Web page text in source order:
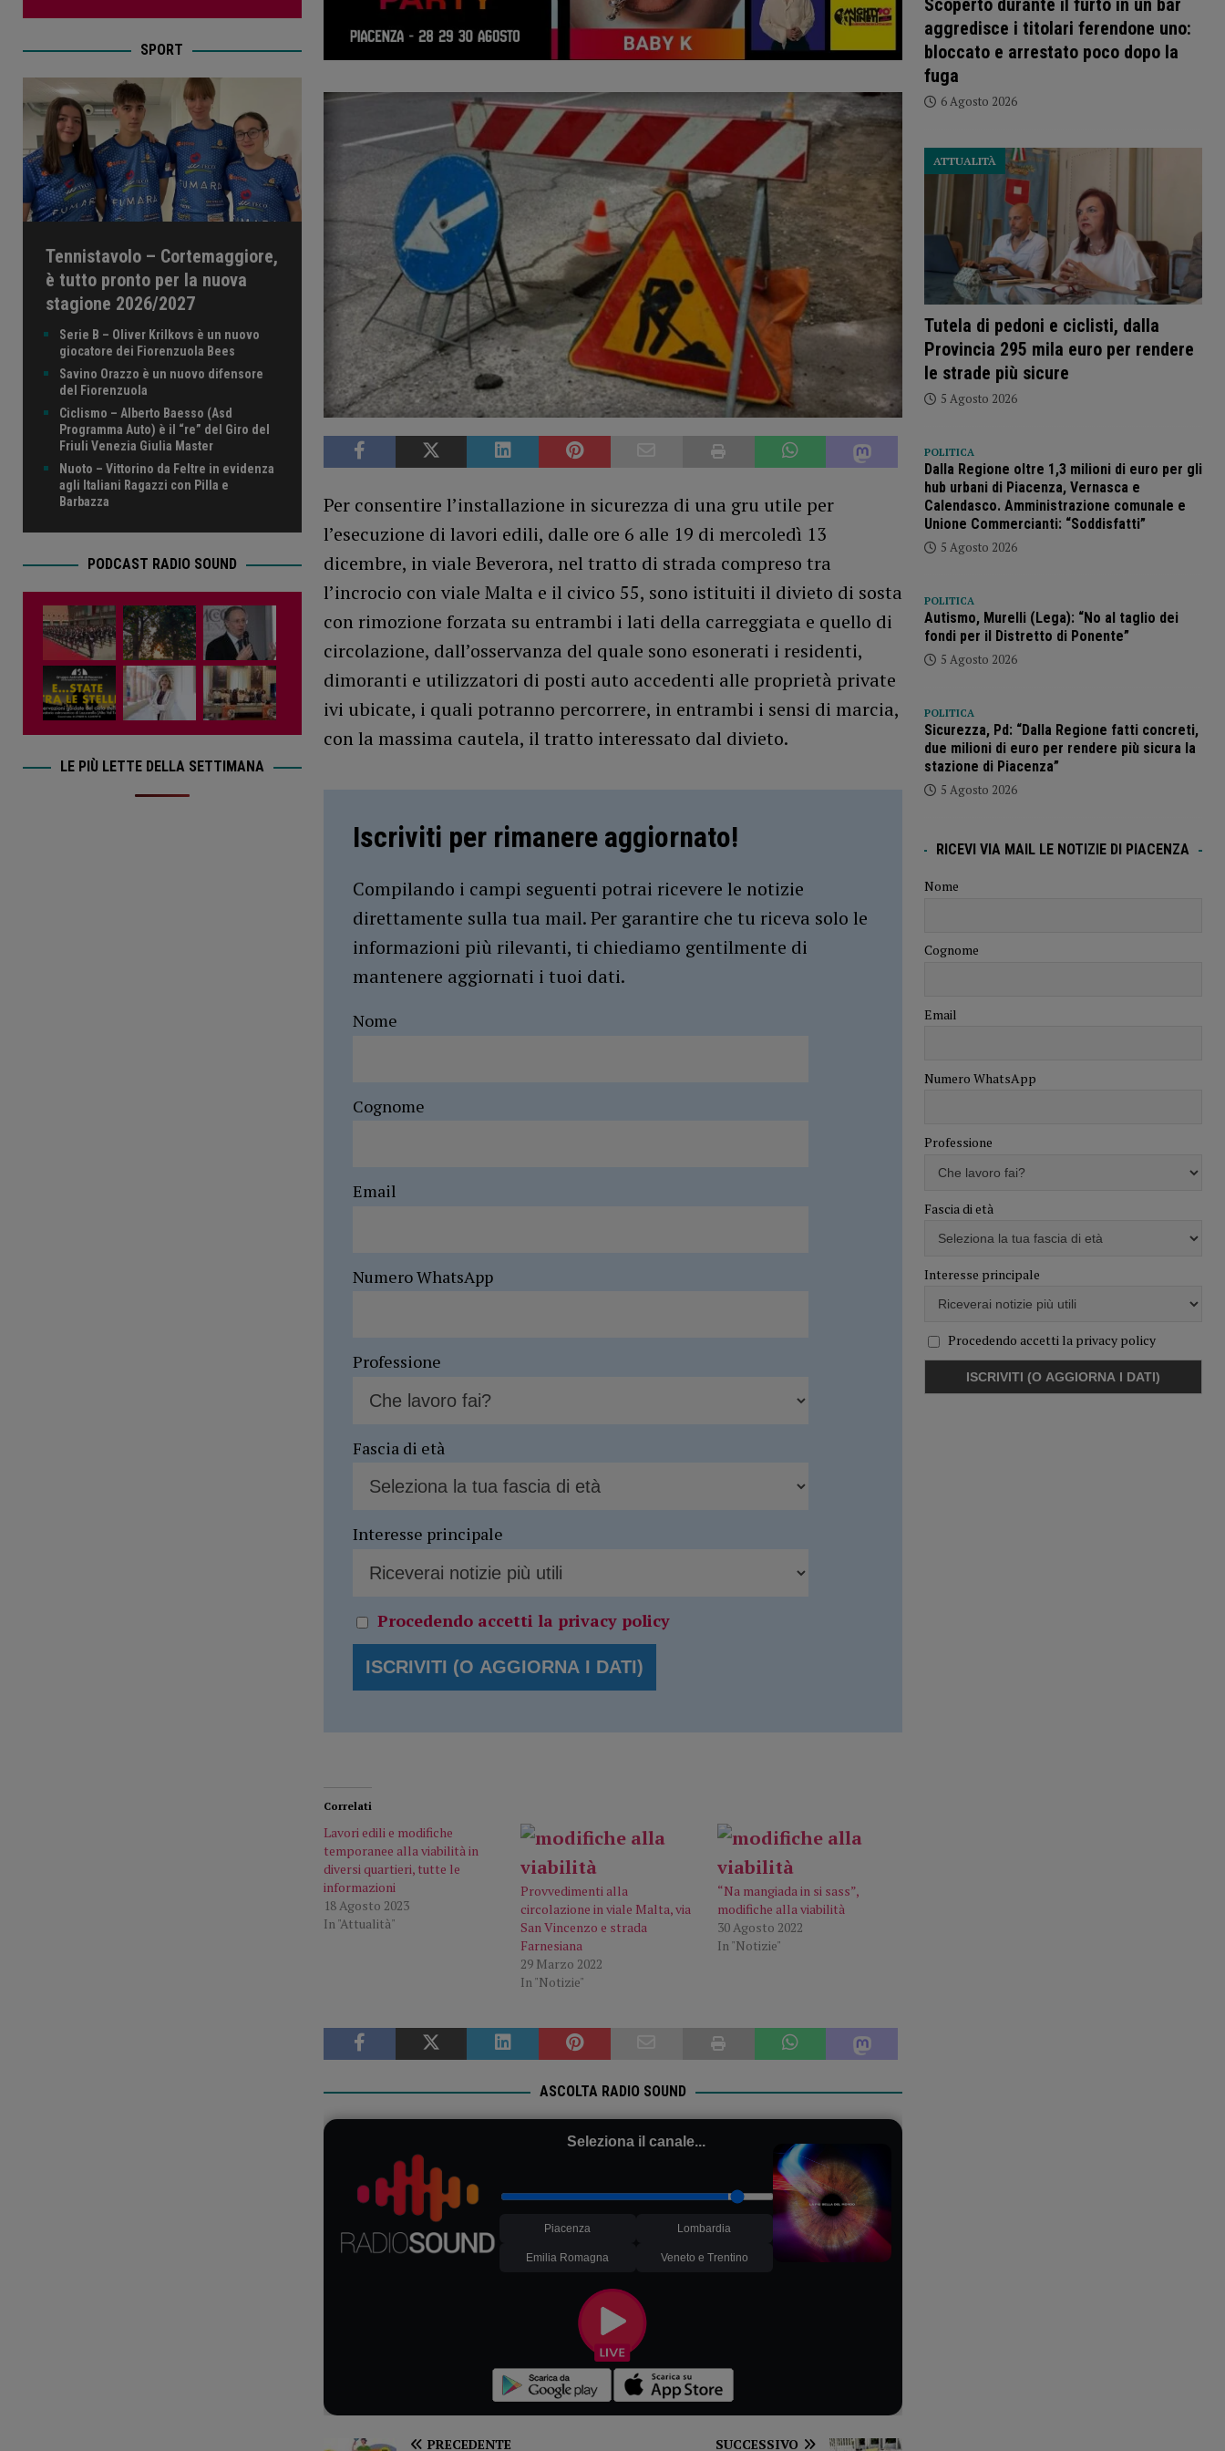
Per consentire l’installazione in sicurezza di una gru utile per
l’esecuzione di lavori edili, dalle ore 6 alle 19 di mercoledì 13
dicembre, in viale Beverora, nel tratto di strada compreso tra
l’incrocio con viale Malta e il civico 55, sono istituiti il divieto di sosta
con rimozione forzata su entrambi i lati della carreggiata e quello di
circolazione, dall’osservanza del quale sono esonerati i residenti,
dimoranti e utilizzatori di posti auto accedenti alle proprietà private
ivi ubicate, i quali potranno percorrere, in entrambi i sensi di marcia,
con la massima cautela, il tratto interessato dal divieto.
Iscriviti per rimanere aggiornato!
Compilando i campi seguenti potrai ricevere le notizie
direttamente sulla tua mail. Per garantire che tu riceva solo le
informazioni più rilevanti, ti chiediamo gentilmente di
mantenere aggiornati i tuoi dati.
Nome
Cognome
Email
Numero WhatsApp
Professione
Fascia di età
Interesse principale
Procedendo accetti la privacy policy
Correlati
Lavori edili e modifiche
temporanee alla viabilità in
diversi quartieri, tutte le
informazioni
18 Agosto 2023
In "Attualità"
Provvedimenti alla
circolazione in viale Malta, via
San Vincenzo e strada
Farnesiana
29 Marzo 2022
In "Notizie"
“Na mangiada in si sass”,
modifiche alla viabilità
30 Agosto 2022
In "Notizie"
ASCOLTA RADIO SOUND
Seleziona il canale...
Piacenza Lombardia
Emilia Romagna Veneto e Trentino
PRECEDENTE SUCCESSIVO
SPORT
Tennistavolo – Cortemaggiore,
è tutto pronto per la nuova
stagione 2026/2027
Serie B – Oliver Krilkovs è un nuovo
giocatore dei Fiorenzuola Bees
Savino Orazzo è un nuovo difensore
del Fiorenzuola
Ciclismo – Alberto Baesso (Asd
Programma Auto) è il “re” del Giro del
Friuli Venezia Giulia Master
Nuoto – Vittorino da Feltre in evidenza
agli Italiani Ragazzi con Pilla e
Barbazza
PODCAST RADIO SOUND
LE PIÙ LETTE DELLA SETTIMANA
Scoperto durante il furto in un bar
aggredisce i titolari ferendone uno:
bloccato e arrestato poco dopo la
fuga
6 Agosto 2026
Tutela di pedoni e ciclisti, dalla
Provincia 295 mila euro per rendere
le strade più sicure
ATTUALITÀ
5 Agosto 2026
POLITICA
Dalla Regione oltre 1,3 milioni di euro per gli
hub urbani di Piacenza, Vernasca e
Calendasco. Amministrazione comunale e
Unione Commercianti: “Soddisfatti”
5 Agosto 2026
POLITICA
Autismo, Murelli (Lega): “No al taglio dei
fondi per il Distretto di Ponente”
5 Agosto 2026
POLITICA
Sicurezza, Pd: “Dalla Regione fatti concreti,
due milioni di euro per rendere più sicura la
stazione di Piacenza”
5 Agosto 2026
RICEVI VIA MAIL LE NOTIZIE DI PIACENZA
Nome
Cognome
Email
Numero WhatsApp
Professione
Fascia di età
Interesse principale
Procedendo accetti la privacy policy